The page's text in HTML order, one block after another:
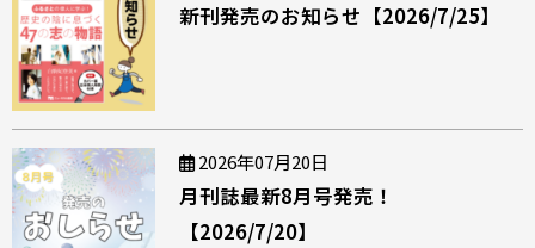
新刊発売のお知らせ【2026/7/25】
2026年07月20日
月刊誌最新8月号発売！
【2026/7/20】